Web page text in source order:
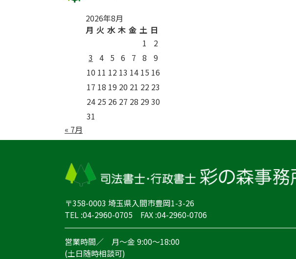
2026年8月
月 火 水 木 金 土 日
1
2
3 4 5 6 7 8
9
10 11 12 13 14 15 16
17 18 19 20 21 22 23
24 25 26 27 28 2930
31
« 7月
〒358-0003 埼玉県入間市豊岡1-3-26
TEL :04-2960-0705 FAX :04-2960-0706
営業時間／ 月～金 9:00～18:00
(土日随時相談可)